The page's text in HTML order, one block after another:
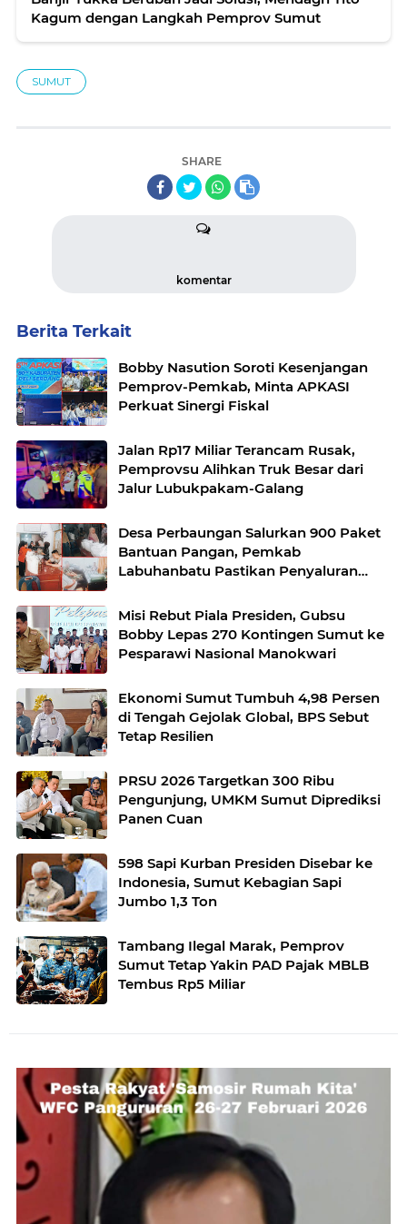
Kagum dengan Langkah Pemprov Sumut
SUMUT
SHARE
komentar
Berita Terkait
Bobby Nasution Soroti Kesenjangan
Pemprov-Pemkab, Minta APKASI
Perkuat Sinergi Fiskal
Jalan Rp17 Miliar Terancam Rusak,
Pemprovsu Alihkan Truk Besar dari
Jalur Lubukpakam-Galang
Desa Perbaungan Salurkan 900 Paket
Bantuan Pangan, Pemkab
Labuhanbatu Pastikan Penyaluran
Misi Rebut Piala Presiden, Gubsu
Bobby Lepas 270 Kontingen Sumut ke
Pesparawi Nasional Manokwari
Ekonomi Sumut Tumbuh 4,98 Persen
di Tengah Gejolak Global, BPS Sebut
Tetap Resilien
PRSU 2026 Targetkan 300 Ribu
Pengunjung, UMKM Sumut Diprediksi
Panen Cuan
598 Sapi Kurban Presiden Disebar ke
Indonesia, Sumut Kebagian Sapi
Jumbo 1,3 Ton
Tambang Ilegal Marak, Pemprov
Sumut Tetap Yakin PAD Pajak MBLB
Tembus Rp5 Miliar